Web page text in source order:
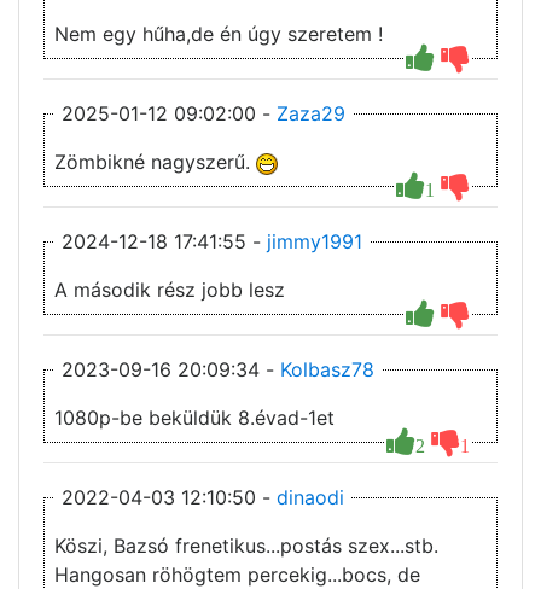
Nem egy hűha,de én úgy szeretem !
2025-01-12 09:02:00 - Zaza29
1
Zömbikné nagyszerű.
2024-12-18 17:41:55 - jimmy1991
A második rész jobb lesz
2023-09-16 20:09:34 - Kolbasz78
2 1
1080p-be beküldük 8.évad-1et
2022-04-03 12:10:50 - dinaodi
Köszi, Bazsó frenetikus...postás szex...stb.
Hangosan röhögtem percekig...bocs, de